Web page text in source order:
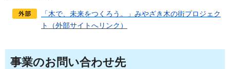
「木で、未来をつくろう。」みやざき木の街プロジェク
ト（外部サイトへリンク）
事業のお問い合わせ先